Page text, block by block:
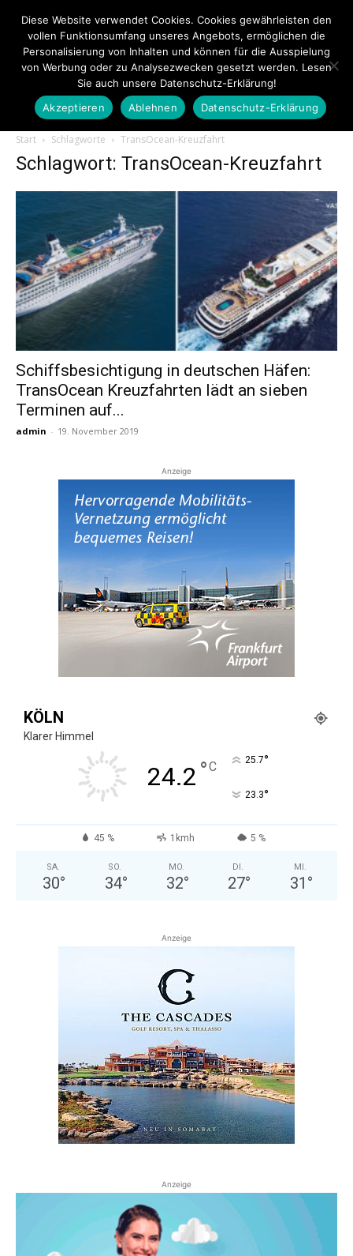
Touristiknews.de
und
Reiseempfehlungen.
Start Schlagworte TransOcean-Kreuzfahrt
Schlagwort: TransOcean-Kreuzfahrt
Schiffsbesichtigung in deutschen Häfen:
TransOcean Kreuzfahrten lädt an sieben
Terminen auf...
admin - 19. November 2019
Anzeige
KÖLN
Klarer Himmel
24.2 °C 25.7°
23.3°
45 % 1kmh 5 %
SA.
30°
SO.
34°
MO.
32°
DI.
27°
MI.
31 °
Anzeige
Anzeige
Diese Website verwendet Cookies. Cookies gewährleisten den
vollen Funktionsumfang unseres Angebots, ermöglichen die
Personalisierung von Inhalten und können für die Ausspielung
von Werbung oder zu Analysezwecken gesetzt werden. Lesen
Sie auch unsere Datenschutz-Erklärung!
Akzeptieren
Ablehnen Datenschutz-Erklärung